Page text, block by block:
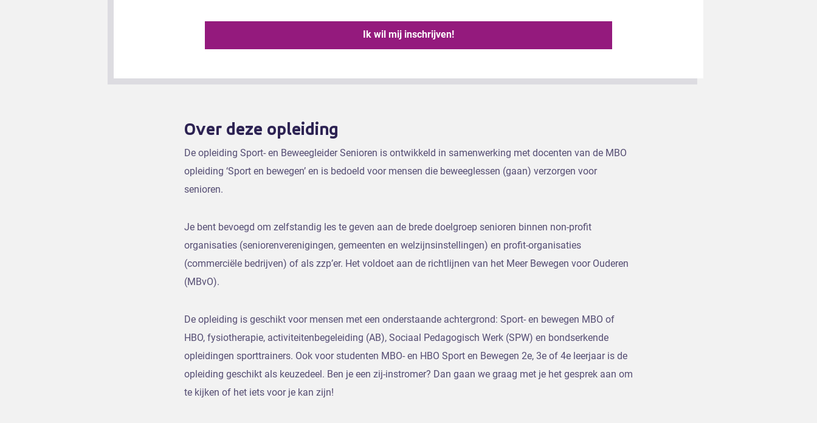
Ik wil mij inschrijven!
Over deze opleiding
De opleiding Sport- en Beweegleider Senioren is ontwikkeld in samenwerking met docenten van de MBO
opleiding ‘Sport en bewegen’ en is bedoeld voor mensen die beweeglessen (gaan) verzorgen voor
senioren.
Je bent bevoegd om zelfstandig les te geven aan de brede doelgroep senioren binnen non-profit
organisaties (seniorenverenigingen, gemeenten en welzijnsinstellingen) en profit-organisaties
(commerciële bedrijven) of als zzp’er. Het voldoet aan de richtlijnen van het Meer Bewegen voor Ouderen
(MBvO).
De opleiding is geschikt voor mensen met een onderstaande achtergrond: Sport- en bewegen MBO of
HBO, fysiotherapie, activiteitenbegeleiding (AB), Sociaal Pedagogisch Werk (SPW) en bondserkende
opleidingen sporttrainers. Ook voor studenten MBO- en HBO Sport en Bewegen 2e, 3e of 4e leerjaar is de
opleiding geschikt als keuzedeel. Ben je een zij-instromer? Dan gaan we graag met je het gesprek aan om
te kijken of het iets voor je kan zijn!